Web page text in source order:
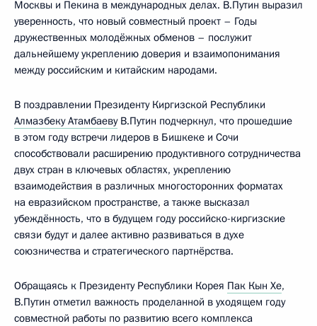
Москвы и Пекина в международных делах. В.Путин выразил
уверенность, что новый совместный проект – Годы
дружественных молодёжных обменов – послужит
дальнейшему укреплению доверия и взаимопонимания
между российским и китайским народами.
В поздравлении Президенту Киргизской Республики
Алмазбеку АтамбаевуВ.Путин подчеркнул, что прошедшие
в этом году встречи лидеров в Бишкеке и Сочи
способствовали расширению продуктивного сотрудничества
двух стран в ключевых областях, укреплению
взаимодействия в различных многосторонних форматах
на евразийском пространстве, а также высказал
убеждённость, что в будущем году российско-киргизские
связи будут и далее активно развиваться в духе
союзничества и стратегического партнёрства.
Обращаясь к Президенту Республики Корея Пак Кын Хе,
В.Путин отметил важность проделанной в уходящем году
совместной работы по развитию всего комплекса